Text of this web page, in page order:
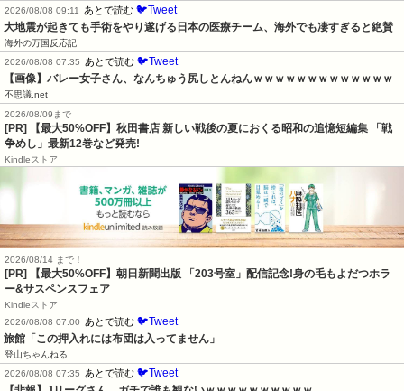
2026/08/08 09:11
あとで読む 🐦Tweet
大地震が起きても手術をやり遂げる日本の医療チーム、海外でも凄すぎると絶賛
海外の万国反応記
2026/08/08 07:35
あとで読む 🐦Tweet
【画像】バレー女子さん、なんちゅう尻しとんねんｗｗｗｗｗｗｗｗｗｗｗｗｗ
不思議.net
2026/08/09まで
[PR] 【最大50%OFF】秋田書店 新しい戦後の夏におくる昭和の追憶短編集 「戦
争めし」最新12巻など発売!
Kindleストア
2026/08/14 まで！
[PR] 【最大50%OFF】朝日新聞出版 「203号室」配信記念!身の毛もよだつホラ
ー&サスペンスフェア
Kindleストア
2026/08/08 07:00
あとで読む 🐦Tweet
旅館「この押入れには布団は入ってません」
登山ちゃんねる
2026/08/08 07:35
あとで読む 🐦Tweet